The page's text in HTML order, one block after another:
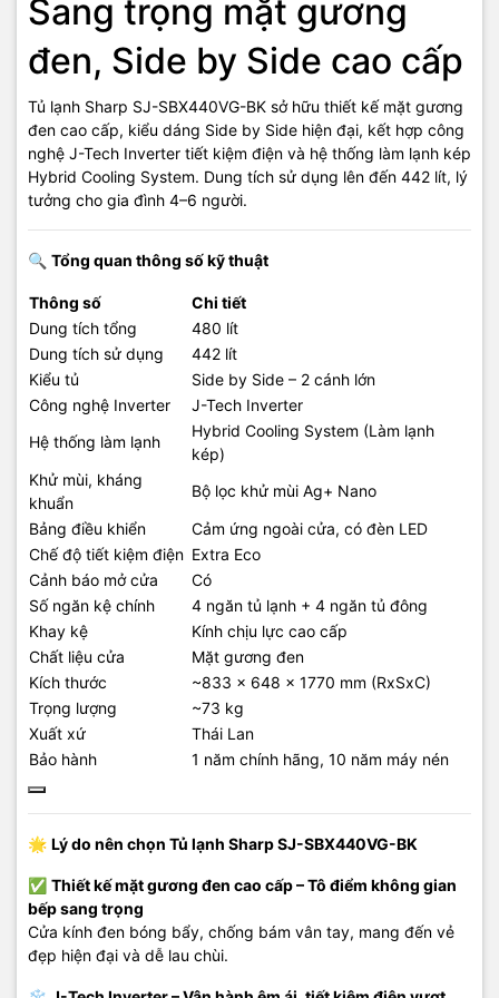
Sang trọng mặt gương
đen, Side by Side cao cấp
Tủ lạnh Sharp SJ-SBX440VG-BK sở hữu thiết kế mặt gương
đen cao cấp, kiểu dáng Side by Side hiện đại, kết hợp công
nghệ J-Tech Inverter tiết kiệm điện và hệ thống làm lạnh kép
Hybrid Cooling System. Dung tích sử dụng lên đến 442 lít, lý
tưởng cho gia đình 4–6 người.
🔍 Tổng quan thông số kỹ thuật
Thông số
Chi tiết
Dung tích tổng
480 lít
Dung tích sử dụng
442 lít
Kiểu tủ
Side by Side – 2 cánh lớn
Công nghệ Inverter
J-Tech Inverter
Hệ thống làm lạnh
Hybrid Cooling System (Làm lạnh
kép)
Khử mùi, kháng
khuẩn
Bộ lọc khử mùi Ag+ Nano
Bảng điều khiển
Cảm ứng ngoài cửa, có đèn LED
Chế độ tiết kiệm điện Extra Eco
Cảnh báo mở cửa
Có
Số ngăn kệ chính
4 ngăn tủ lạnh + 4 ngăn tủ đông
Khay kệ
Kính chịu lực cao cấp
Chất liệu cửa
Mặt gương đen
Kích thước
~833 x 648 x 1770 mm (RxSxC)
Trọng lượng
~73 kg
Xuất xứ
Thái Lan
Bảo hành
1 năm chính hãng, 10 năm máy nén
🌟 Lý do nên chọn Tủ lạnh Sharp SJ-SBX440VG-BK
✅ Thiết kế mặt gương đen cao cấp – Tô điểm không gian
bếp sang trọng
Cửa kính đen bóng bẩy, chống bám vân tay, mang đến vẻ
đẹp hiện đại và dễ lau chùi.